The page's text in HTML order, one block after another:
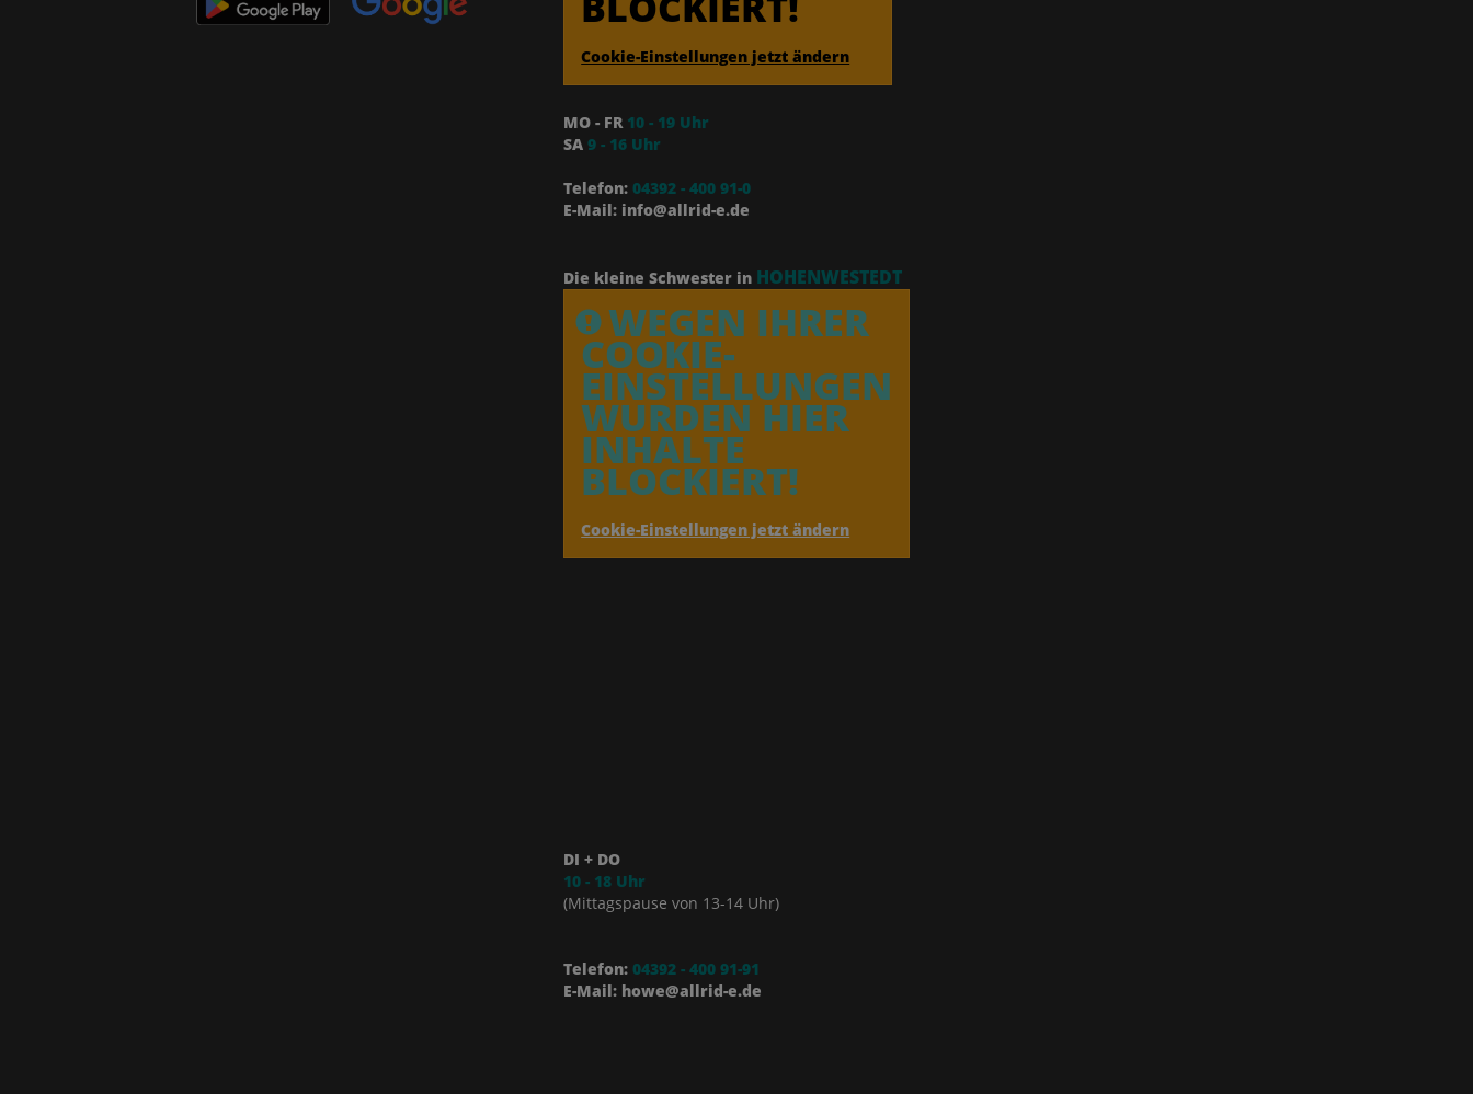
Cookie-Einstellungen jetzt ändern
MO - FR 10 - 19 Uhr
SA9 - 16 Uhr
Telefon: 04392 - 400 91-0
E-Mail: info@allrid-e.de
Die kleine Schwester in HOHENWESTEDT
WEGEN IHRER
COOKIE-
EINSTELLUNGEN
WURDEN HIER
INHALTE
BLOCKIERT!
Cookie-Einstellungen jetzt ändern
DI + DO
10 - 18 Uhr
(Mittagspause von 13-14 Uhr)
Telefon: 04392 - 400 91-91
E-Mail: howe@allrid-e.de